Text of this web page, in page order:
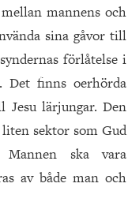
mannens och
sina gåvor till
förlåtelse i
Det finns oerhörda
lärjungar. Den
sektor som Gud
ska vara
av både man och